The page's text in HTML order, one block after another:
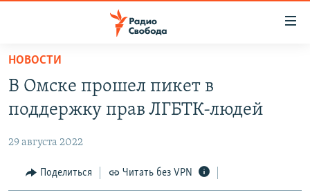
упрощенного
доступа
основному
Вернутся
АВТОРСКИЕ ПРОЕКТЫ
ЦИТАТЫ СВОБОДЫ
МНЕНИЯ
НОВОСТИ
В Омске прошел пикет в
поддержку прав ЛГБТК-людей
29 августа 2022
Поделиться Читать без VPN